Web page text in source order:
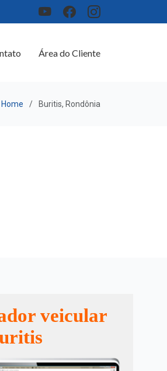
Área do Cliente
Home Buritis, Rondônia
veicular